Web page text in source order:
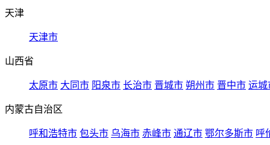
天津
天津市
山西省
太原市 大同市 阳泉市 长治市 晋城市 朔州市 晋中市 运城
内蒙古自治区
呼和浩特市 包头市 乌海市 赤峰市 通辽市 鄂尔多斯市 呼